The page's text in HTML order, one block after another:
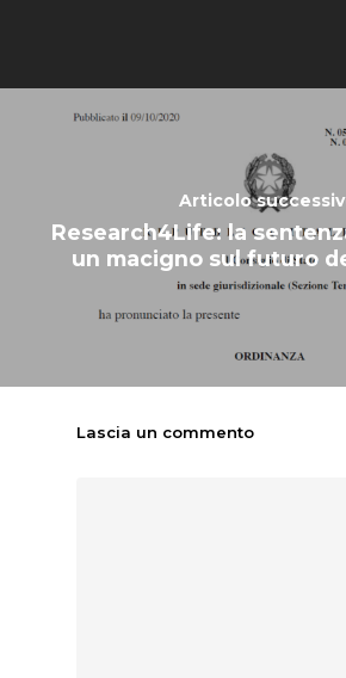
Articolo
Research4Life: la
un macigno sul futuro
Lascia un commento